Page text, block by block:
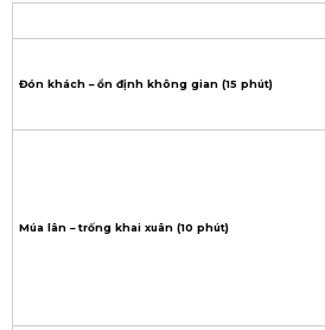
Đón khách – ổn định không gian (15 phút)
Múa lân – trống khai xuân (10 phút)